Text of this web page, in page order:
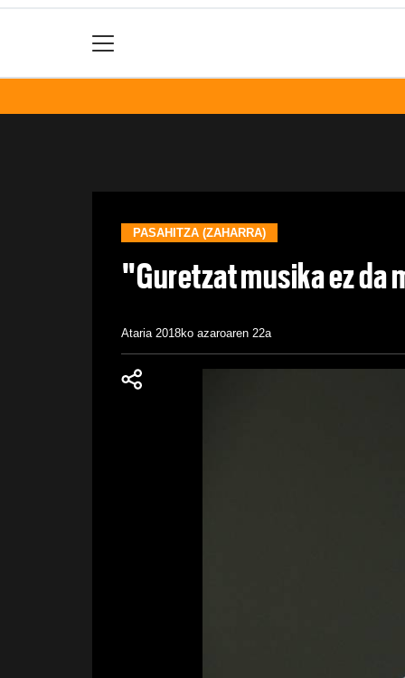
PASAHITZA (ZAHARRA)
"Guretzat musika ez da
Ataria 2018ko azaroaren 22a